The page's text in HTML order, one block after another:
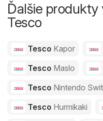
Ďalšie
Tesco
Tesco Kapor
Tesco Maslo
Tesco Nintendo
Tesco Hurmikaki